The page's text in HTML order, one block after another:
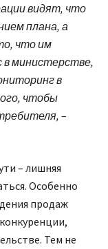
видят, что
плана, а
что им
министерстве,
в
чтобы
–
– лишняя
Особенно
продаж
Тем не